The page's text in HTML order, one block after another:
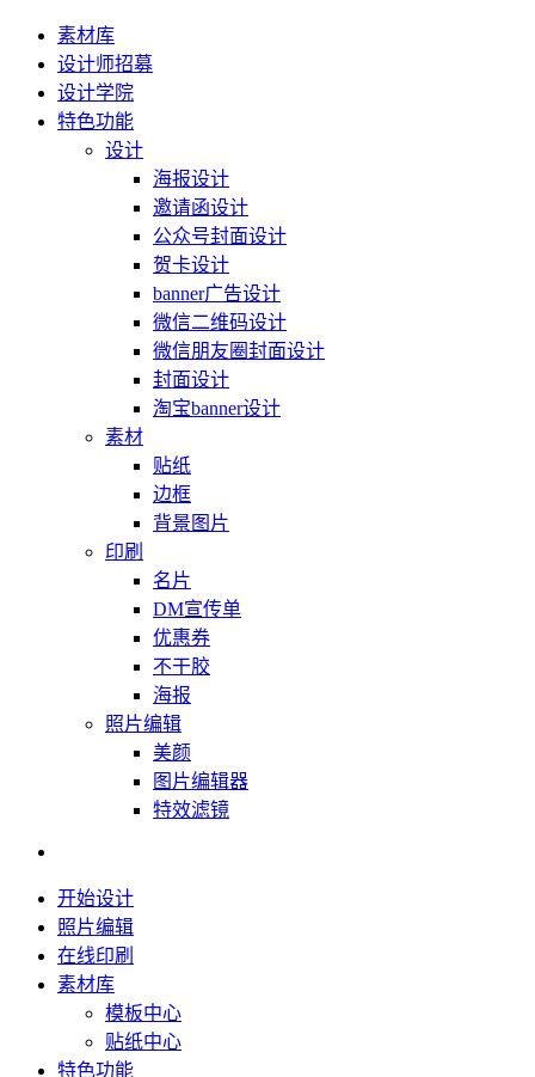
素材库
设计师招募
设计学院
特色功能
设计
海报设计
邀请函设计
公众号封面设计
贺卡设计
banner广告设计
微信二维码设计
微信朋友圈封面设计
封面设计
淘宝banner设计
素材
贴纸
边框
背景图片
印刷
名片
DM宣传单
优惠券
不干胶
海报
照片编辑
美颜
图片编辑器
特效滤镜
开始设计
照片编辑
在线印刷
素材库
模板中心
贴纸中心
特色功能